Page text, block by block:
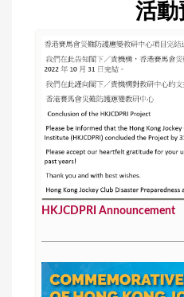
活動
HKJCDPRI Announcement